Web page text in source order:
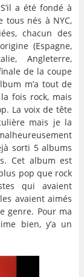
a été fondé à
tous nés à NYC,
chacun des
(Espagne,
Angleterre,
de la coupe
m’a tout de
fois rock, mais
La voix de tête
mais je la
sorti 5 albums
Cet album est
pop que rock
qui avaient
avaient aimés
genre. Pour ma
bien, y’a un